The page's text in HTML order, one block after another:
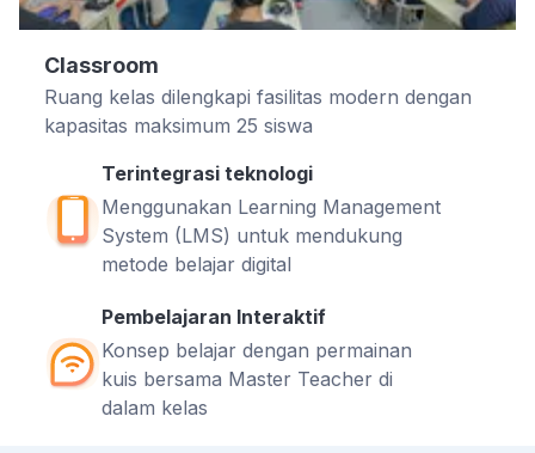
Classroom
Ruang kelas dilengkapi fasilitas modern dengan
kapasitas maksimum 25 siswa
Terintegrasi teknologi
Menggunakan Learning Management
System (LMS) untuk mendukung
metode belajar digital
Pembelajaran Interaktif
Konsep belajar dengan permainan
kuis bersama Master Teacher di
dalam kelas